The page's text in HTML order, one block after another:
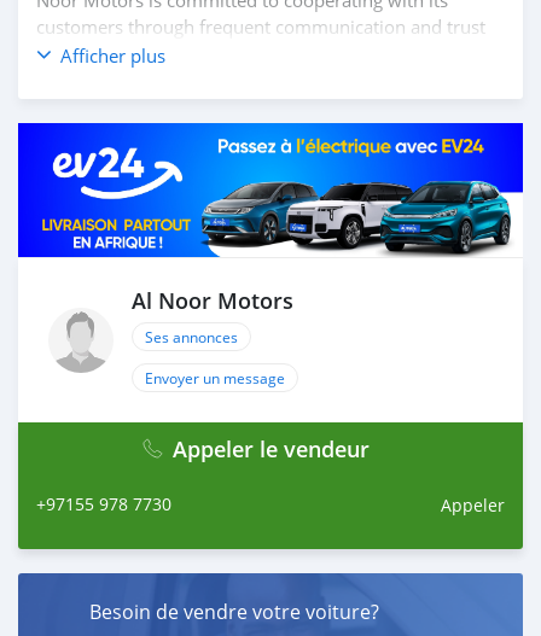
customers through frequent communication and trust
in order to facilitate the completion of a transaction and
Thousands of vehicles are available for the customer to
purchase online from Al Noor Motors inventory. We
have a wide range of cars and you can be assured that
you will find the best quality cars here at a good
bargain. If you wish to visit any of our companies
around globe to purchase directly, FOB or CIF rates can
negotiable and all inquiries are welcome.
SHIPMENT
Afficher plus
Al Noor Motors
Ses annonces
Envoyer un message
Appeler le vendeur
+97155 978 7730 Appeler
Besoin de vendre votre voiture?